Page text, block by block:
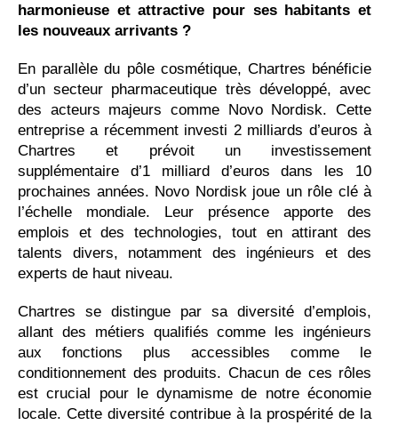
harmonieuse et attractive pour ses habitants et
les nouveaux arrivants ?
En parallèle du pôle cosmétique, Chartres bénéficie
d’un secteur pharmaceutique très développé, avec
des acteurs majeurs comme Novo Nordisk. Cette
entreprise a récemment investi 2 milliards d’euros à
Chartres et prévoit un investissement
supplémentaire d’1 milliard d’euros dans les 10
prochaines années. Novo Nordisk joue un rôle clé à
l’échelle mondiale. Leur présence apporte des
emplois et des technologies, tout en attirant des
talents divers, notamment des ingénieurs et des
experts de haut niveau.
Chartres se distingue par sa diversité d’emplois,
allant des métiers qualifiés comme les ingénieurs
aux fonctions plus accessibles comme le
conditionnement des produits. Chacun de ces rôles
est crucial pour le dynamisme de notre économie
locale. Cette diversité contribue à la prospérité de la